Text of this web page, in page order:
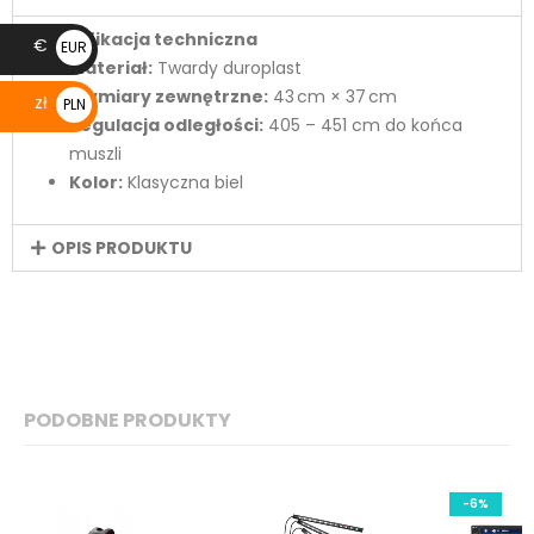
Specyfikacja techniczna
Materiał: Twardy duroplast
Wymiary zewnętrzne: 43 cm × 37 cm
Regulacja odległości: 405 – 451 cm do końca
muszli
Kolor: Klasyczna biel
OPIS PRODUKTU
PODOBNE PRODUKTY
-6%
€
EUR
€
zł
PLN
zł